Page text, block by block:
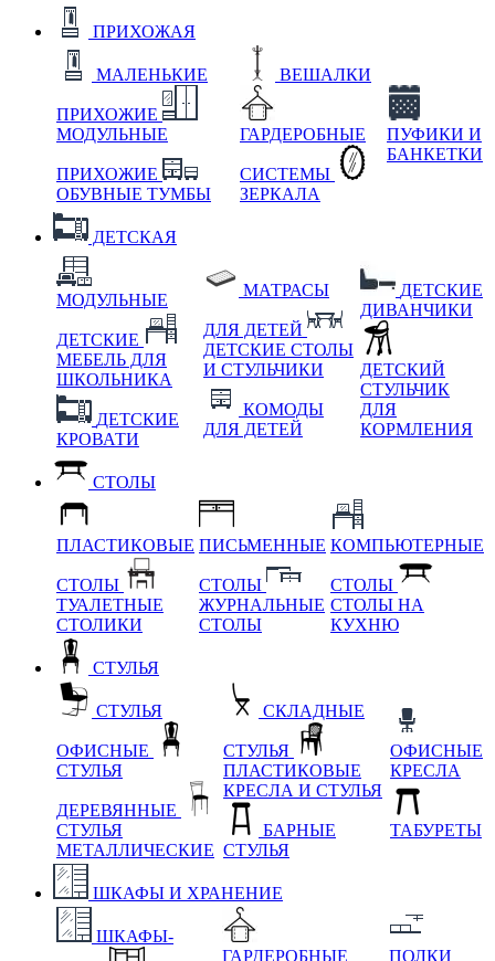
ПРИХОЖАЯ
МАЛЕНЬКИЕ
ПРИХОЖИЕ
МОДУЛЬНЫЕ
ПРИХОЖИЕ
ОБУВНЫЕ ТУМБЫ
ВЕШАЛКИ
ГАРДЕРОБНЫЕ
СИСТЕМЫ
ЗЕРКАЛА
ПУФИКИ И
БАНКЕТКИ
ДЕТСКАЯ
МОДУЛЬНЫЕ
ДЕТСКИЕ
МЕБЕЛЬ ДЛЯ
ШКОЛЬНИКА
ДЕТСКИЕ
КРОВАТИ
МАТРАСЫ
ДЛЯ ДЕТЕЙ
ДЕТСКИЕ СТОЛЫ
И СТУЛЬЧИКИ
КОМОДЫ
ДЛЯ ДЕТЕЙ
ДЕТСКИЕ
ДИВАНЧИКИ
ДЕТСКИЙ
СТУЛЬЧИК
ДЛЯ
КОРМЛЕНИЯ
СТОЛЫ
ПЛАСТИКОВЫЕ
СТОЛЫ
ТУАЛЕТНЫЕ
СТОЛИКИ
ПИСЬМЕННЫЕ
СТОЛЫ
ЖУРНАЛЬНЫЕ
СТОЛЫ
КОМПЬЮТЕРНЫЕ
СТОЛЫ
СТОЛЫ НА
КУХНЮ
СТУЛЬЯ
СТУЛЬЯ
ОФИСНЫЕ
СТУЛЬЯ
ДЕРЕВЯННЫЕ
СТУЛЬЯ
МЕТАЛЛИЧЕСКИЕ
СКЛАДНЫЕ
СТУЛЬЯ
ПЛАСТИКОВЫЕ
КРЕСЛА И СТУЛЬЯ
БАРНЫЕ
СТУЛЬЯ
ОФИСНЫЕ
КРЕСЛА
ТАБУРЕТЫ
ШКАФЫ И ХРАНЕНИЕ
ШКАФЫ-
ГАРДЕРОБНЫЕ
ПОЛКИ